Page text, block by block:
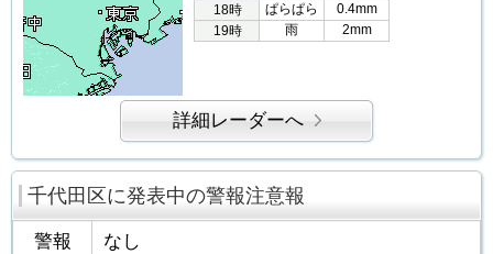
18時
ぱらぱら
0.4mm
19時
雨 2mm
詳細レーダーへ
千代田区に発表中の警報注意報
警報 なし